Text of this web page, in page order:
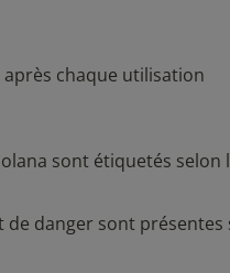
après chaque utilisation
sont étiquetés selon
de danger sont présentes